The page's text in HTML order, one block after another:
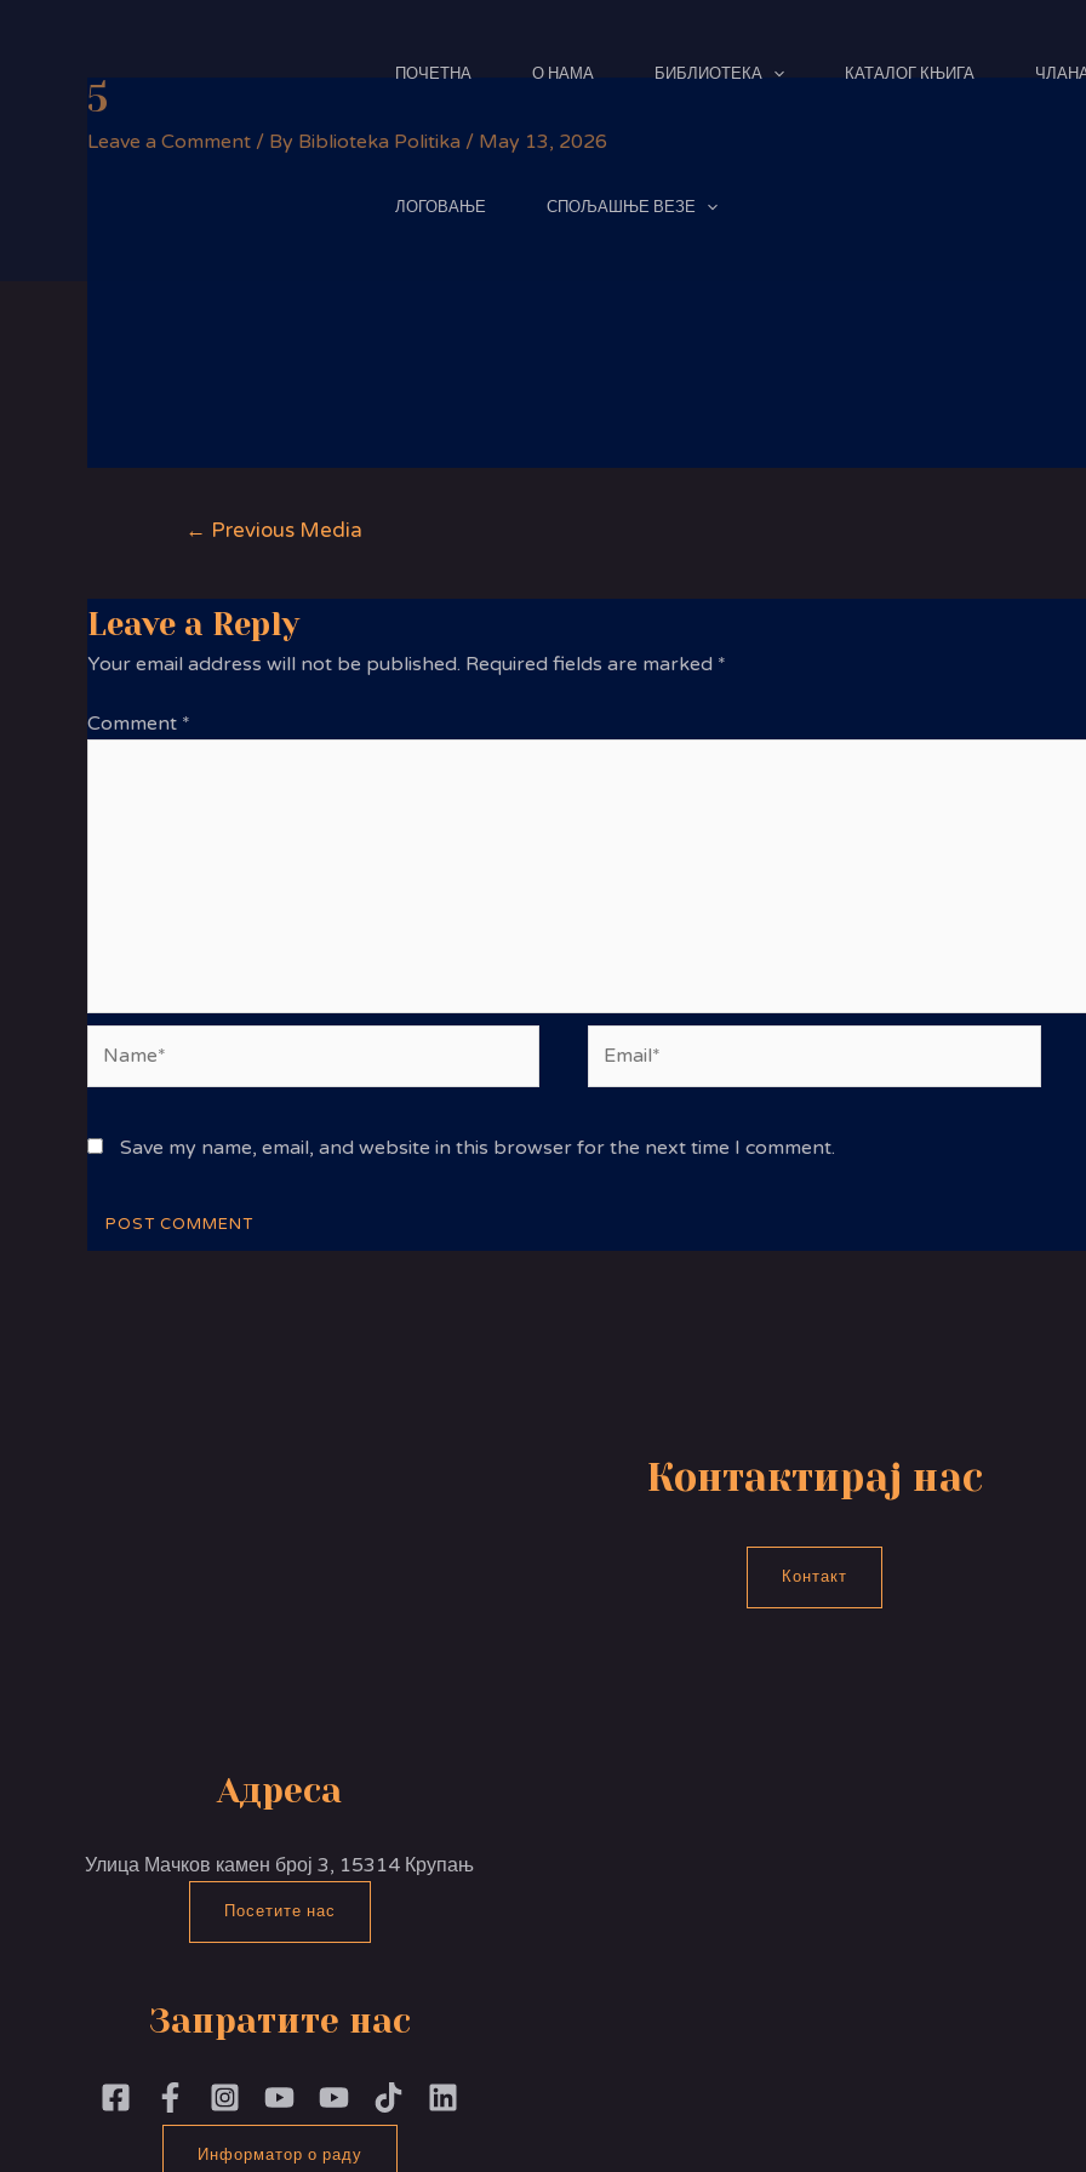
ПОЧЕТНА О НАМА БИБЛИОТЕКА КАТАЛОГ КЊИГА
ЛОГОВАЊЕ СПОЉАШЊЕ ВЕЗЕ
5
Leave a Comment / By Biblioteka Politika / May 13, 2026
← Previous Media
Leave a Reply
Your email address will not be published. Required fields are marked *
Comment *
Save my name, email, and website in this browser for the next time I comment.
Контактирај нас
Контакт
Адреса
Улица Мачков камен број 3, 15314 Крупањ
Посетите нас
Запратите нас
Информатор о раду